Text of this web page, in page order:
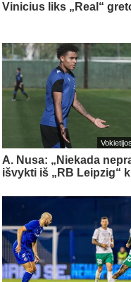
Vinicius liks „Real“
A. Nusa: „Niekada
išvykti iš „RB Leipzig“